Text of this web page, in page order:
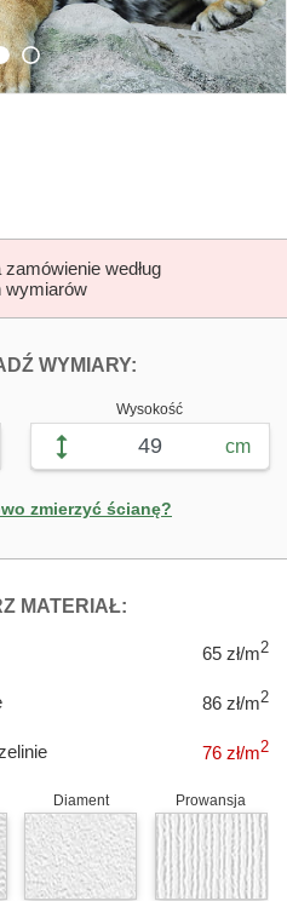
według
wymiarów
WYMIARY:
Wysokość
cm
zmierzyć ścianę?
MATERIAŁ:
65 zł/m2
86 zł/m2
76 zł/m2
Diament Prowansja